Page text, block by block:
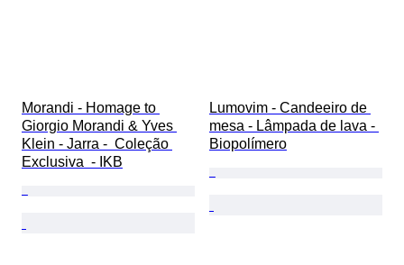
Morandi - Homage to
Giorgio Morandi & Yves
Klein - Jarra -  Coleção
Exclusiva  - IKB
Lumovim - Candeeiro de
mesa - Lâmpada de lava -
Biopolímero